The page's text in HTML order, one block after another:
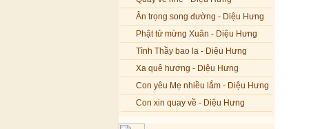
Ân trọng song đường - Diệu Hưng
Phật tử mừng Xuân - Diệu Hưng
Tình Thầy bao la - Diệu Hưng
Xa quê hương - Diệu Hưng
Con yêu Mẹ nhiều lắm - Diệu Hưng
Con xin quay về - Diệu Hưng